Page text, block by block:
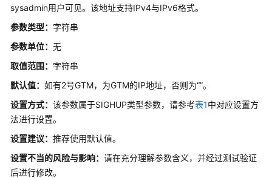
表
缩
session
级
事
务
及
相
sysadmin用户可见。 该地址支持IPv4与IPv6格式。
参数类型： 字符串
参数单位： 无
取值范围： 字符串
默认值： 如有2号GTM，为GTM的IP地址，否则为“”。
设置方式： 该参数属于SIGHUP类型参数，请参考表1中对应设置方
法进行设置。
设置建议： 推荐使用默认值。
设置不当的风险与影响： 请在充分理解参数含义，并经过测试验证
后进行修改。